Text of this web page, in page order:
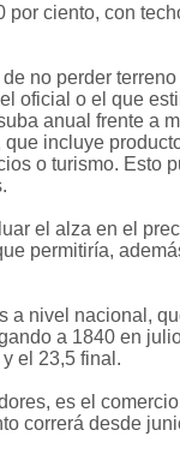
por ciento, con
no perder terreno
oficial o el que
anual frente a
incluye
o turismo. Esto
el alza en el
permitiría,
a nivel nacional,
a 1840 en
el 23,5 final.
es el
correrá desde